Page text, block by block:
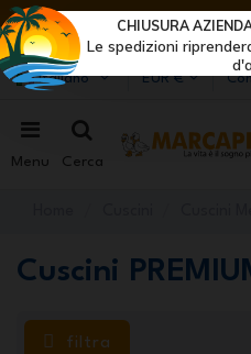
ULTIMI GIORNI DI
Marcapiuma| Produttori di
Italiano
EUR €
Menu Cerca
Cuscini
filtra
Le spedizioni
CHIUSURA